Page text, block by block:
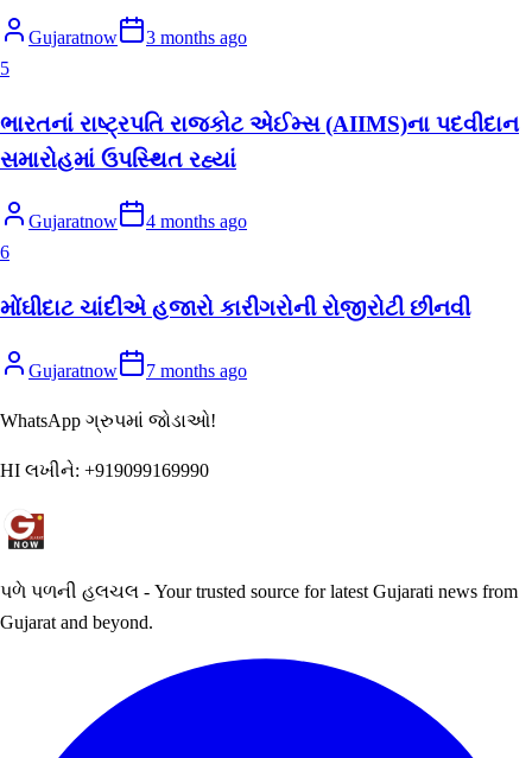
Gujaratnow
3 months ago
5
ભારતનાં રાષ્ટ્રપતિ રાજકોટ એઈમ્સ (AIIMS)ના પદવીદાન
સમારોહમાં ઉપસ્થિત રહ્યાં
Gujaratnow
4 months ago
6
મોંઘીદાટ ચાંદીએ હજારો કારીગરોની રોજીરોટી છીનવી
Gujaratnow 7 months ago
WhatsApp ગ્રુપમાં જોડાઓ!
HI લખીને: +919099169990
પળે પળની હલચલ - Your trusted source for latest Gujarati news from
Gujarat and beyond.